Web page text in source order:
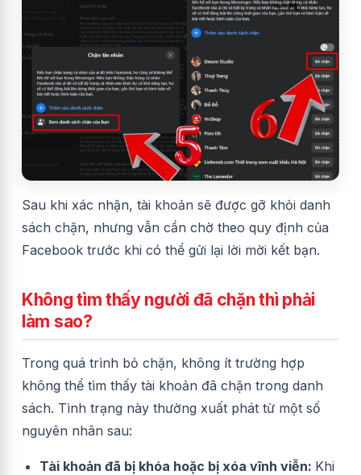
Sau khi xác nhận, tài khoản sẽ được gỡ khỏi danh
sách chặn, nhưng vẫn cần chờ theo quy định của
Facebook trước khi có thể gửi lại lời mời kết bạn.
Không tìm thấy người đã chặn thì phải
làm sao?
Trong quá trình bỏ chặn, không ít trường hợp
không thể tìm thấy tài khoản đã chặn trong danh
sách. Tình trạng này thường xuất phát từ một số
nguyên nhân sau:
Tài khoản đã bị khóa hoặc bị xóa vĩnh viễn: Khi